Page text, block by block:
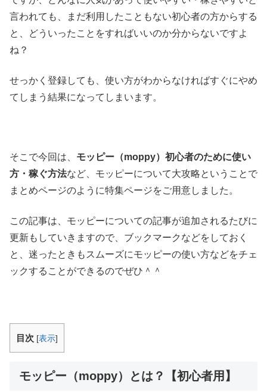
言われても、まだ利用したこともない初心者の方からする
と、どういったことをすればいいのか分からないですよ
ね？
せっかく登録しても、使い方がわからなければすぐにやめ
てしまう結果になってしまいます。
そこで今回は、 モッピー（moppy）初心者のために使い
方・稼ぐ方法など、モッピーについて大攻略ということで
まとめページのように特集ページをご用意しました。
この記事は、モッピーについての記事が追加されるたびに
更新もしていきますので、ブックマークなどをしておく
と、迷ったときもスムーズにモッピーの使い方などをチェ
ックすることができるのでぜひ＾＾
目次 [表示]
モッピー（moppy）とは？【初心者用】